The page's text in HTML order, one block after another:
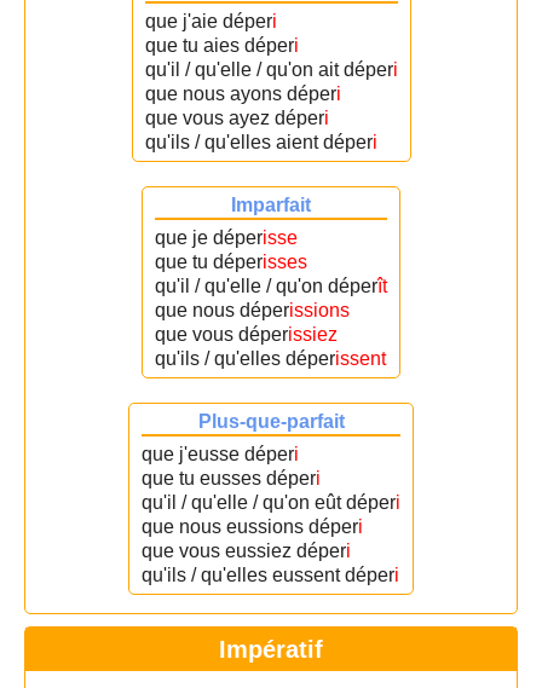
que j'aie déperi
que tu aies déperi
qu'il / qu'elle / qu'on ait déperi
que nous ayons déperi
que vous ayez déperi
qu'ils / qu'elles aient déperi
Imparfait
que je déperisse
que tu déperisses
qu'il / qu'elle / qu'on déperît
que nous déperissions
que vous déperissiez
qu'ils / qu'elles déperissent
Plus-que-parfait
que j'eusse déperi
que tu eusses déperi
qu'il / qu'elle / qu'on eût déperi
que nous eussions déperi
que vous eussiez déperi
qu'ils / qu'elles eussent déperi
Impératif